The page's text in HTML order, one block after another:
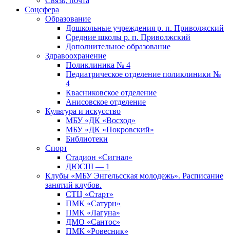
Соцсфера
Образование
Дошкольные учреждения р. п. Приволжский
Средние школы р. п. Приволжский
Дополнительное образование
Здравоохранение
Поликлиника № 4
Педиатрическое отделение поликлиники №
4
Квасниковское отделение
Анисовское отделение
Культура и искусство
МБУ «ДК «Восход»
МБУ «ДК «Покровский»
Библиотеки
Спорт
Стадион «Сигнал»
ДЮСШ — 1
Клубы «МБУ Энгельсская молодежь». Расписание
занятий клубов.
СТЦ «Старт»
ПМК «Сатурн»
ПМК «Лагуна»
ДМО «Сантос»
ПМК «Ровесник»